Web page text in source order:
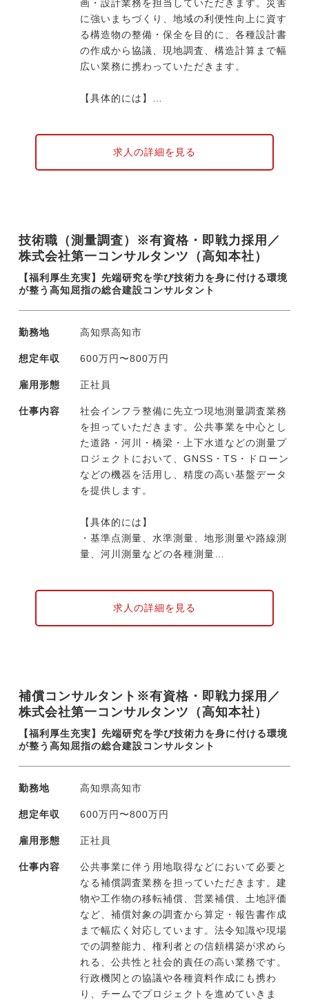
画・設計業務を担当していただきます。災害
に強いまちづくり、地域の利便性向上に資す
る構造物の整備・保全を目的に、各種設計書
の作成から協議、現地調査、構造計算まで幅
広い業務に携わっていただきます。
【具体的には】
・新設、耐震補強、点検、補修、維持管理計
現在、案件のほとんどは高知県内（〜四国
内）ですが、発災時には全国へ応援に向かう
場合があります。ドローンや生成AIなど先端
発信の新たな取り組みには、外部研修派遣や
導入費用負担など会社が惜しみなく後押しす
求人の詳細を見る
技術職（測量調査）※有資格・即戦力採用／
株式会社第一コンサルタンツ（高知本社）
【福利厚生充実】先端研究を学び技術力を身に付ける環境
が整う高知屈指の総合建設コンサルタント
勤務地 高知県高知市
想定年収 600万円〜800万円
雇用形態 正社員
仕事内容
社会インフラ整備に先立つ現地測量調査業務
を担っていただきます。公共事業を中心とし
た道路・河川・橋梁・上下水道などの測量プ
ロジェクトにおいて、GNSS・TS・ドローン
などの機器を活用し、精度の高い基盤データ
を提供します。
【具体的には】
・基準点測量、水準測量、地形測量や路線測
量、河川測量などの各種測量
内）ですが、発災時には全国へ応援に向かう
場合があります。
ドローンや生成AIなど先端技術の活用を積極
的に行い、業務効率の改善や省人化に取り組
会社が惜しみなく後押しする風土です。
求人の詳細を見る
補償コンサルタント※有資格・即戦力採用／
株式会社第一コンサルタンツ（高知本社）
【福利厚生充実】先端研究を学び技術力を身に付ける環境
が整う高知屈指の総合建設コンサルタント
勤務地 高知県高知市
想定年収 600万円〜800万円
雇用形態 正社員
仕事内容
公共事業に伴う用地取得などにおいて必要と
なる補償調査業務を担っていただきます。建
物や工作物の移転補償、営業補償、土地評価
など、補償対象の調査から算定・報告書作成
まで幅広く対応しています。法令知識や現場
での調整能力、権利者との信頼構築が求めら
れる、公共性と社会的責任の高い業務です。
行政機関との協議や各種資料作成にも携わ
り、チームでプロジェクトを進めていきま